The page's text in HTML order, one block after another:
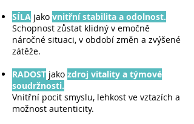
SÍLA jako vnitřní stabilita a odolnost.
Schopnost zůstat klidný v emočně
náročné situaci, v období změn a zvýšené
zátěže.
RADOST jako zdroj vitality a týmové
soudržnosti.
Vnitřní pocit smyslu, lehkost ve vztazích a
možnost autenticity.